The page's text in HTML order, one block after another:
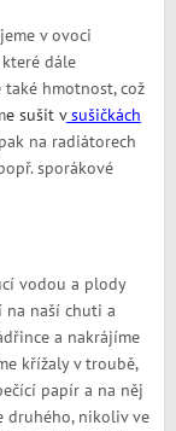
v ovoci
dále
hmotnost, což
e sušit vsušičkách
na radiátorech
sporákové
vodou a plody
na naší chuti a
a nakrájíme
křížaly v troubě,
papír a na něj
druhého, nikoliv ve